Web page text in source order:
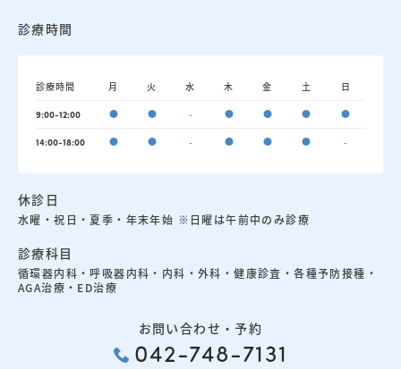
診療時間
診療時間 月 火 水 木 金 土 日
9:00-12:00 ● ● - ● ● ● ●
14:00-18:00 ● ● - ● ● ● -
休診日
水曜・祝日・夏季・年末年始 ※日曜は午前中のみ診療
診療科目
循環器内科・呼吸器内科・内科・外科・健康診査・各種予防接種・
AGA治療・ED治療
お問い合わせ・予約
042-748-7131